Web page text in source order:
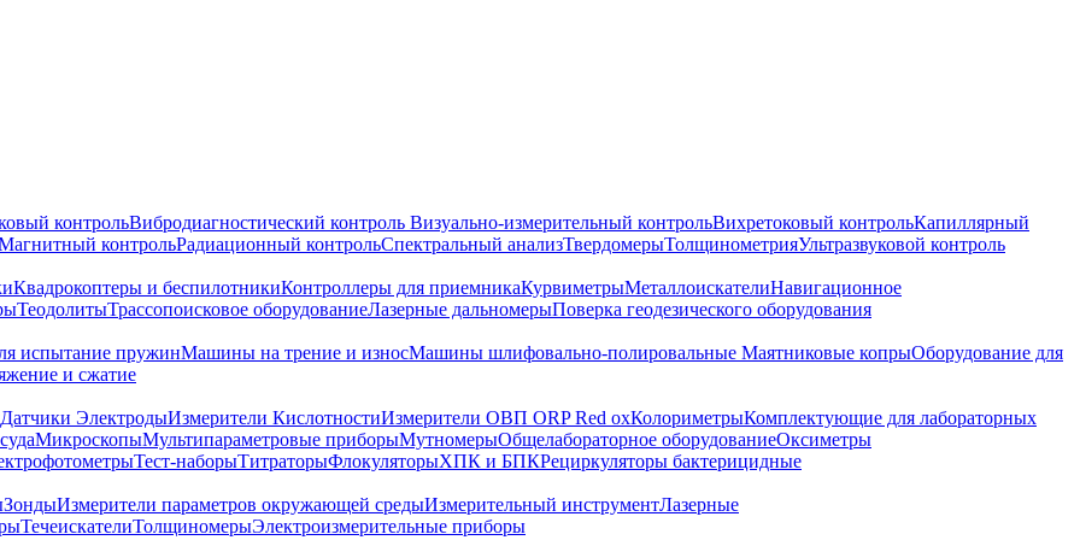
контрольВибродиагностический контроль Визуально-измерительный контрольВихретоковый контрольКапиллярный
контрольРадиационный контрольСпектральный анализТвердомерыТолщинометрияУльтразвуковой контроль
Квадрокоптеры и беспилотникиКонтроллеры для приемникаКурвиметрыМеталлоискателиНавигационное
ТеодолитыТрассопоисковое оборудованиеЛазерные дальномерыПоверка геодезического оборудования
испытание пружинМашины на трение и износМашины шлифовально-полировальные Маятниковые копрыОборудование для
и сжатие
Датчики ЭлектродыИзмерители КислотностиИзмерители ОВП ORP Red oxКолориметрыКомплектующие для лабораторных
МикроскопыМультипараметровые приборыМутномерыОбщелабораторное оборудованиеОксиметры
Тест-наборыТитраторыФлокуляторыХПК и БПКРециркуляторы бактерицидные
ЗондыИзмерители параметров окружающей средыИзмерительный инструментЛазерные
ТечеискателиТолщиномерыЭлектроизмерительные приборы